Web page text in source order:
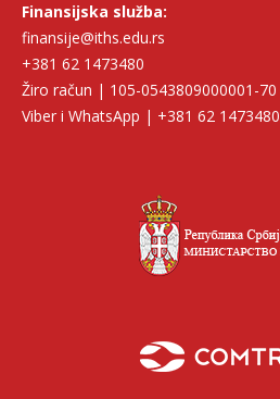
Finansijska služba:
finansije@iths.edu.rs
+381 62 1473480
Žiro račun | 105-0543809000001-70
Viber i WhatsApp | +381 62 1473480